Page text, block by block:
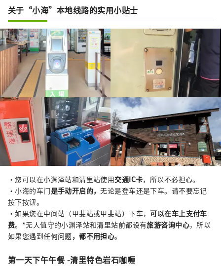
关于“小海”本地线路的实用小贴士
・您可以在小渊泽站和清里站使用交通IC卡，所以不必担心。
・小海的车门是手动开启的，无论是登车还是下车。请不要忘记
按下按钮。
・如果您在中间站（甲斐站或甲斐站）下车，可以在车上支付车
费。*无人值守的小渊泽站和清里站前都设有旅游咨询中心，所以
如果您遇到任何问题，都不用担心。
第一天下午午餐 -清里特色岩石咖喱